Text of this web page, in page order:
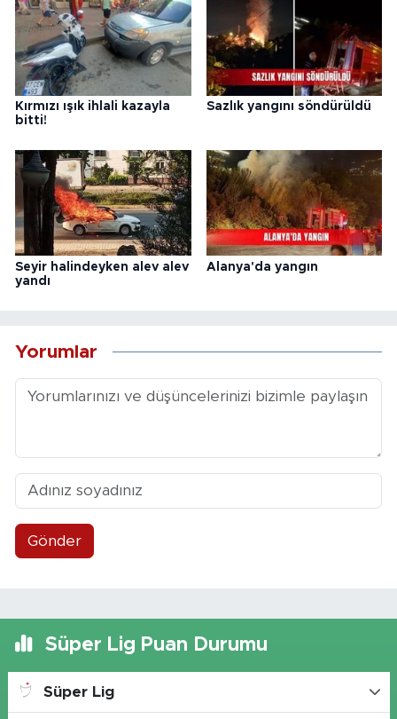
Kırmızı ışık ihlali kazayla
bitti!
Sazlık yangını söndürüldü
Seyir halindeyken alev alev
yandı
Alanya'da yangın
Yorumlar
Gönder
Süper Lig Puan Durumu
Süper Lig